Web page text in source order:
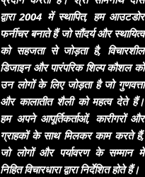
द्वारा 2004 में स्थापित, हम आउटडोर
फर्नीचर बनाते हैं जो सौंदर्य और स्थायित्व
को सहजता से जोड़ता है, विचारशील
डिजाइन और पारंपरिक शिल्प कौशल को
उन लोगों के लिए जोड़ता है जो गुणवत्ता
और कालातीत शैली को महत्व देते हैं।
हम अपने आपूर्तिकर्ताओं, कारीगरों और
ग्राहकों के साथ मिलकर काम करते हैं,
जो लोगों और पर्यावरण के सम्मान में
निहित विचारधारा द्वारा निर्देशित होते हैं।